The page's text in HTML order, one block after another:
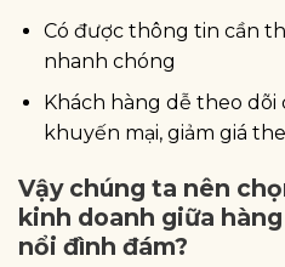
Có được thông tin cần
nhanh chóng
Khách hàng dễ theo
khuyến mại, giảm giá
Vậy chúng ta nên
kinh doanh giữa
nổi đình đám?